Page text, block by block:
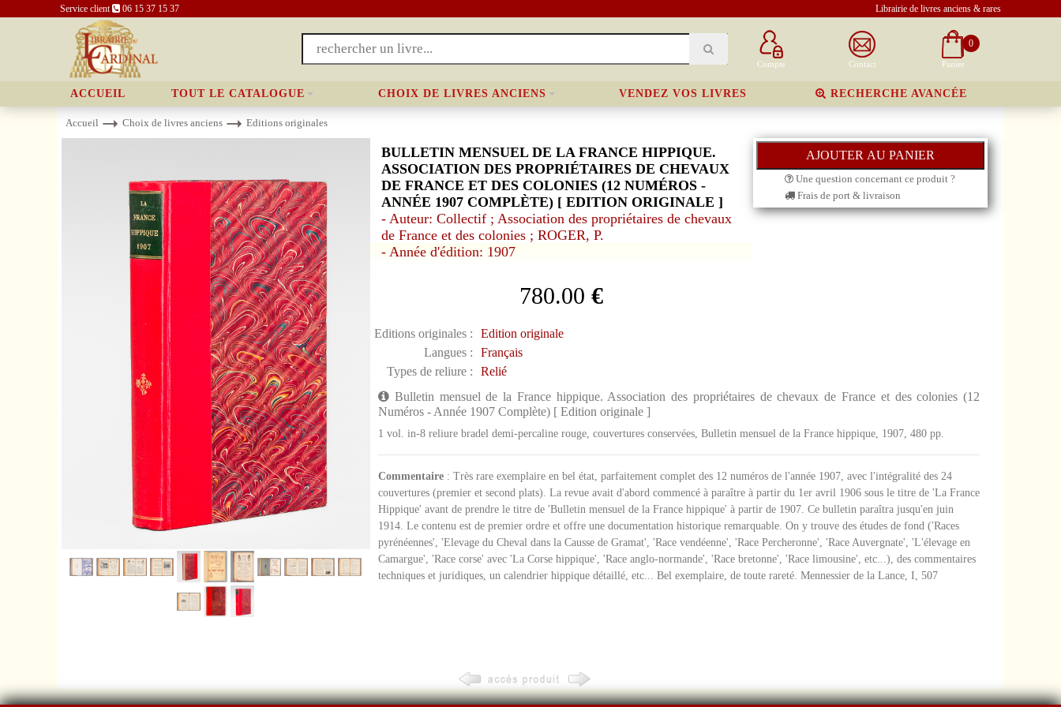
Service client 06 15 37 15 37 Librairie de livres anciens & rares
Compte Contact
0
Panier
ACCUEIL TOUT LE CATALOGUE CHOIX DE LIVRES ANCIENS VENDEZ VOS LIVRES RECHERCHE AVANCÉE
Accueil Choix de livres anciens Editions originales
BULLETIN MENSUEL DE LA FRANCE HIPPIQUE.
ASSOCIATION DES PROPRIÉTAIRES DE CHEVAUX
DE FRANCE ET DES COLONIES (12 NUMÉROS -
ANNÉE 1907 COMPLÈTE) [ EDITION ORIGINALE ]
- Auteur: Collectif ; Association des propriétaires de chevaux
de France et des colonies ; ROGER, P.
- Année d'édition: 1907
780.00 €
Editions originales :
Edition originale
Langues :
Français
Types de reliure :
Relié
Une question concernant ce produit ?
Frais de port & livraison
Bulletin mensuel de la France hippique. Association des propriétaires de chevaux de France et des colonies (12
Numéros - Année 1907 Complète) [ Edition originale ]
1 vol. in-8 reliure bradel demi-percaline rouge, couvertures conservées, Bulletin mensuel de la France hippique, 1907, 480 pp.
Commentaire: Très rare exemplaire en bel état, parfaitement complet des 12 numéros de l'année 1907, avec l'intégralité des 24
couvertures (premier et second plats). La revue avait d'abord commencé à paraître à partir du 1er avril 1906 sous le titre de 'La France
Hippique' avant de prendre le titre de 'Bulletin mensuel de la France hippique' à partir de 1907. Ce bulletin paraîtra jusqu'en juin
1914. Le contenu est de premier ordre et offre une documentation historique remarquable. On y trouve des études de fond ('Races
pyrénéennes', 'Elevage du Cheval dans la Causse de Gramat', 'Race vendéenne', 'Race Percheronne', 'Race Auvergnate', 'L'élevage en
Camargue', 'Race corse' avec 'La Corse hippique', 'Race anglo-normande', 'Race bretonne', 'Race limousine', etc...), des commentaires
techniques et juridiques, un calendrier hippique détaillé, etc... Bel exemplaire, de toute rareté. Mennessier de la Lance, I, 507